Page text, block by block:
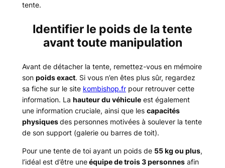
tente.
Identifier le poids de la tente
avant toute manipulation
Avant de détacher la tente, remettez-vous en mémoire
son poids exact. Si vous n’en êtes plus sûr, regardez
sa fiche sur le site kombishop.frpour retrouver cette
information. La hauteur du véhiculeest également
une information cruciale, ainsi que les capacités
physiquesdes personnes motivées à soulever la tente
de son support (galerie ou barres de toit).
Pour une tente de toi ayant un poids de 55 kg ou plus,
l’idéal est d’être uneéquipe de trois 3 personnesafin